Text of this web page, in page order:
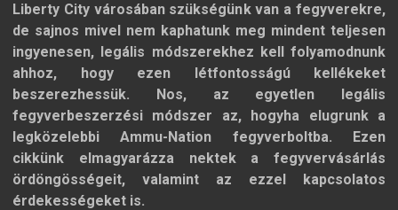
Liberty City városában szükségünk van a fegyverekre,
de sajnos mivel nem kaphatunk meg mindent teljesen
ingyenesen, legális módszerekhez kell folyamodnunk
ahhoz, hogy ezen létfontosságú kellékeket
beszerezhessük. Nos, az egyetlen legális
fegyverbeszerzési módszer az, hogyha elugrunk a
legközelebbi Ammu-Nation fegyverboltba. Ezen
cikkünk elmagyarázza nektek a fegyvervásárlás
ördöngösségeit, valamint az ezzel kapcsolatos
érdekességeket is.